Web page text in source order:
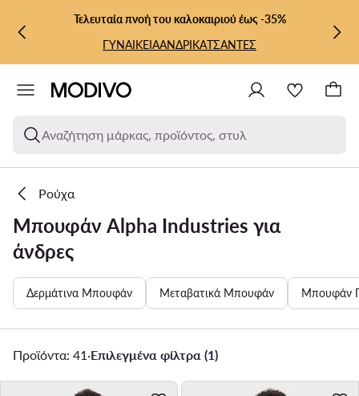
ΜΕΤΆΒΑΣΗ ΣΤΟ ΚΎΡΙΟ ΠΕΡΙΕΧΌΜΕΝΟ
ΜΕΤΆΒΑΣΗ ΣΤΗΝ ΑΝΑΖΉΤΗΣΗ
Τελευταία πνοή του καλοκαιριού έως -35%
ΓΥΝΑΙΚΕΙΑΑΝΔΡΙΚΑΤΣΑΝΤΕΣ
Αναζήτηση μάρκας, προϊόντος, στυλ
Ρούχα
Μπουφάν Alpha Industries για
άνδρες
Δερμάτινα Μπουφάν Μεταβατικά Μπουφάν Μπουφάν
Προϊόντα: 41 ·Επιλεγμένα φίλτρα (1)